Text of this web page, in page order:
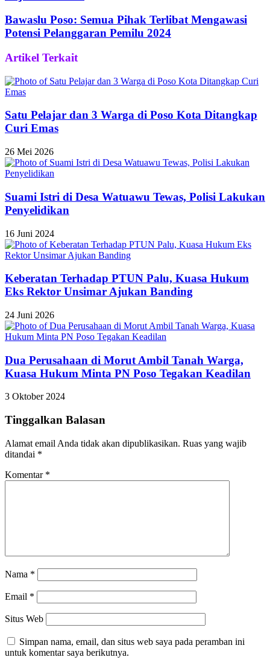
Bawaslu Poso: Semua Pihak Terlibat Mengawasi
Potensi Pelanggaran Pemilu 2024
Artikel Terkait
Satu Pelajar dan 3 Warga di Poso Kota Ditangkap
Curi Emas
26 Mei 2026
Suami Istri di Desa Watuawu Tewas, Polisi Lakukan
Penyelidikan
16 Juni 2024
Keberatan Terhadap PTUN Palu, Kuasa Hukum
Eks Rektor Unsimar Ajukan Banding
24 Juni 2026
Dua Perusahaan di Morut Ambil Tanah Warga,
Kuasa Hukum Minta PN Poso Tegakan Keadilan
3 Oktober 2024
Tinggalkan Balasan
Alamat email Anda tidak akan dipublikasikan. Ruas yang wajib
ditandai *
Komentar *
Nama *
Email *
Situs Web
Simpan nama, email, dan situs web saya pada peramban ini
untuk komentar saya berikutnya.